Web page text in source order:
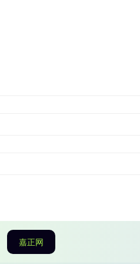
嘉正网